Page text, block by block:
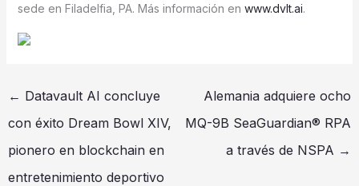
sede en Filadelfia, PA. Más información en www.dvlt.ai.
← Datavault AI concluye
con éxito Dream Bowl XIV,
pionero en blockchain en
entretenimiento deportivo
Alemania adquiere ocho
MQ-9B SeaGuardian® RPA
a través de NSPA →